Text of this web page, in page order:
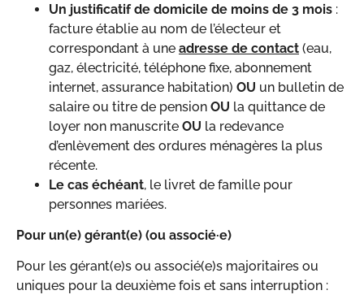
Un justificatif de domicile de moins de 3 mois :
facture établie au nom de l’électeur et
correspondant à une adresse de contact (eau,
gaz, électricité, téléphone fixe, abonnement
internet, assurance habitation) OU un bulletin de
salaire ou titre de pension OU la quittance de
loyer non manuscrite OU la redevance
d’enlèvement des ordures ménagères la plus
récente.
Le cas échéant, le livret de famille pour
personnes mariées.
Pour un(e) gérant(e) (ou associé·e)
Pour les gérant(e)s ou associé(e)s majoritaires ou
uniques pour la deuxième fois et sans interruption :